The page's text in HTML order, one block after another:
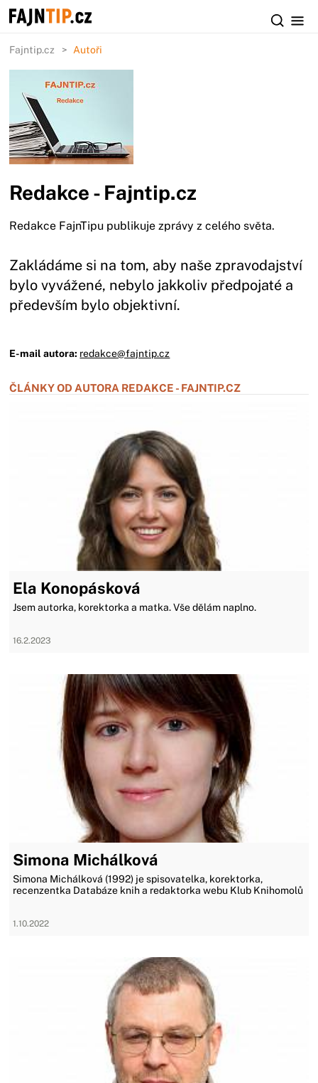
Fajntip.cz Autoři
Redakce - Fajntip.cz
Redakce FajnTipu publikuje zprávy z celého světa.
Zakládáme si na tom, aby naše zpravodajství
bylo vyvážené, nebylo jakkoliv předpojaté a
především bylo objektivní.
E-mail autora: redakce@fajntip.cz
ČLÁNKY OD AUTORA REDAKCE - FAJNTIP.CZ
Ela Konopásková
Jsem autorka, korektorka a matka. Vše dělám naplno.
16.2.2023
Simona Michálková
Simona Michálková (1992) je spisovatelka, korektorka,
recenzentka Databáze knih a redaktorka webu Klub Knihomolů
1.10.2022